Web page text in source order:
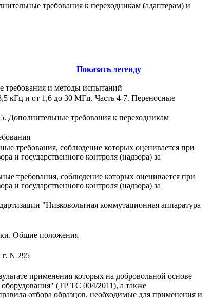
требования к переходникам (адаптерам) и
Показать легенду
требования и методы испытаний
кГц и от 1,6 до 30 МГц. Часть 4-7. Переносные
Дополнительные требования к переходникам
требования, соблюдение которых оценивается при
и государственного контроля (надзора) за
требования, соблюдение которых оценивается при
и государственного контроля (надзора) за
"Низковольтная коммутационная аппаратура
Общие положения
N 295
применения которых на добровольной основе
оборудования" (ТР ТС 004/2011), а также
отбора образцов, необходимые для применения и